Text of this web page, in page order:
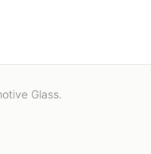
Glass.